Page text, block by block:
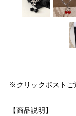
※クリックポストご
【商品説明】